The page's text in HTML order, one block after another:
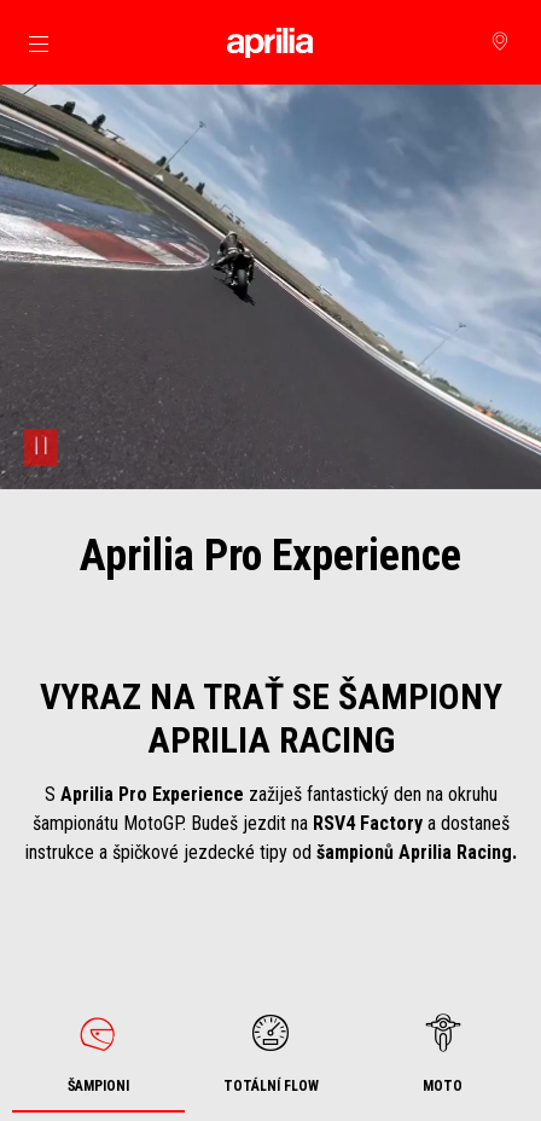
Přejít na hlavní obsah
pause
Aprilia Pro Experience
VYRAZ NA TRAŤ SE ŠAMPIONY
APRILIA RACING
S Aprilia Pro Experience zažiješ fantastický den na okruhu
šampionátu MotoGP. Budeš jezdit na RSV4 Factorya dostaneš
instrukce a špičkové jezdecké tipy od šampionů Aprilia Racing.
ŠAMPIONI TOTÁLNÍ FLOW MOTO